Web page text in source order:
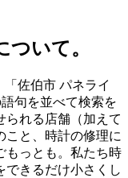
いて。
「佐伯市 パネライ
句を並べて検索を
られる店舗（加えて
こと、時計の修理に
もっとも。私たち時
できるだけ小さくし